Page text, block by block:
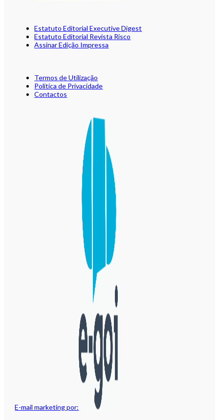
E-mail marketing por:
Estatuto Editorial Executive Digest
Estatuto Editorial Revista Risco
Assinar Edição Impressa
Termos de Utilização
Política de Privacidade
Contactos